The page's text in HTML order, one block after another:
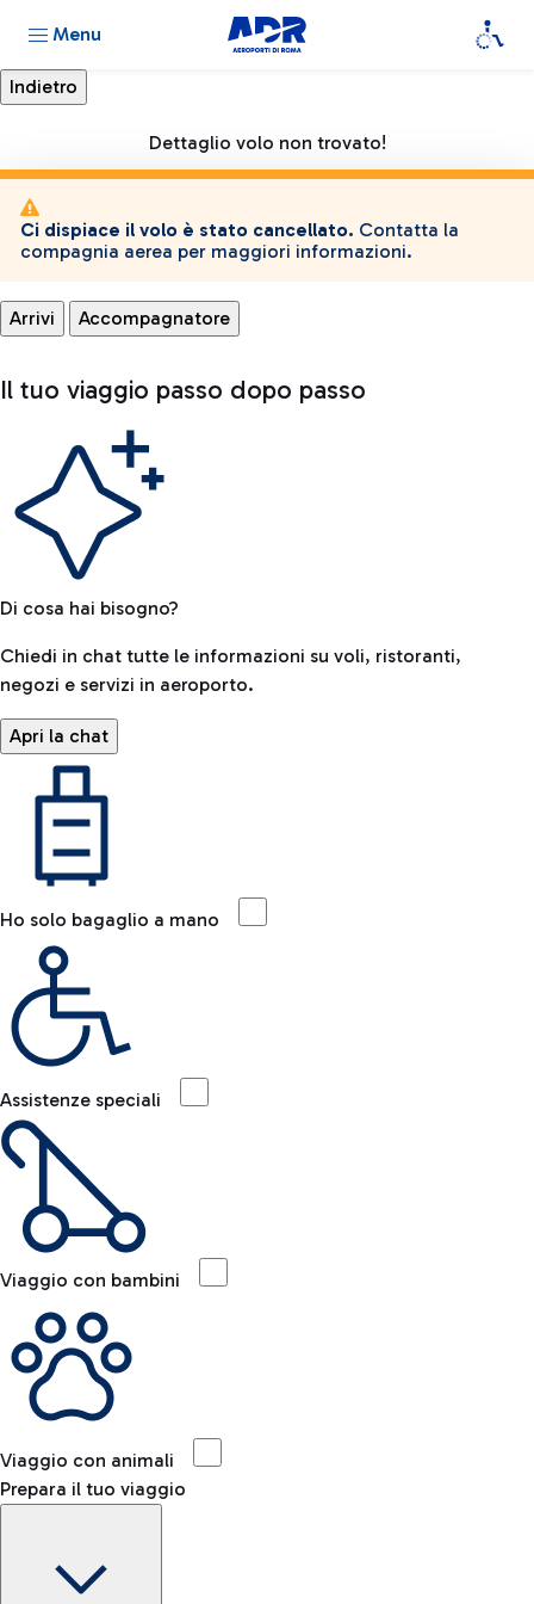
Menu
Dettaglio volo non trovato!
Ci dispiace il volo è stato cancellato. Contatta la
compagnia aerea per maggiori informazioni.
Arrivi Accompagnatore
Il tuo viaggio passo dopo passo
Di cosa hai bisogno?
Chiedi in chat tutte le informazioni su voli, ristoranti,
negozi e servizi in aeroporto.
Apri la chat
Ho solo bagaglio a mano
Assistenze speciali
Viaggio con bambini
Viaggio con animali
Prepara il tuo viaggio